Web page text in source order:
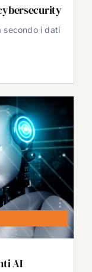
secondo i dati
AI